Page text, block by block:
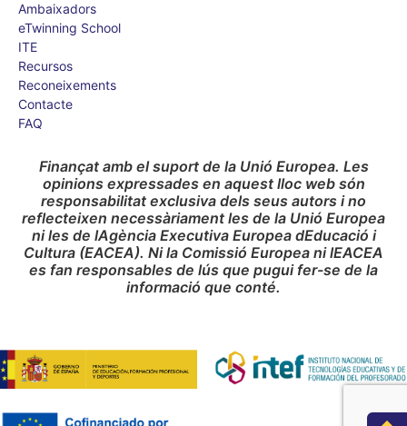
Ambaixadors
eTwinning School
ITE
Recursos
Reconeixements
Contacte
FAQ
Finançat amb el suport de la Unió Europea. Les
opinions expressades en aquest lloc web són
responsabilitat exclusiva dels seus autors i no
reflecteixen necessàriament les de la Unió Europea
ni les de lAgència Executiva Europea dEducació i
Cultura (EACEA). Ni la Comissió Europea ni lEACEA
es fan responsables de lús que pugui fer-se de la
informació que conté.